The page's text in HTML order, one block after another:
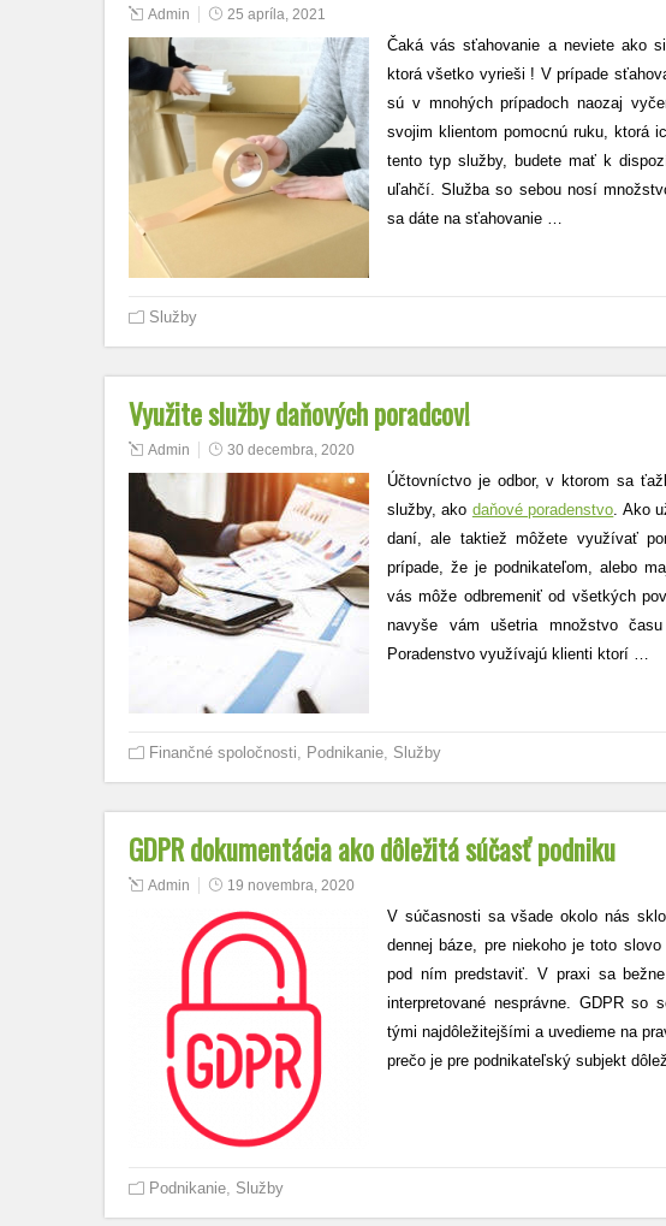
Admin 25 apríla, 2021
Čaká vás sťahovanie a neviete ako
ktorá všetko vyrieši ! V prípade
sú v mnohých prípadoch naozaj
svojim klientom pomocnú ruku, ktorá
tento typ služby, budete mať k
uľahčí. Služba so sebou nosí
sa dáte na sťahovanie
Služby
Využite služby daňových poradcov!
Admin 30 decembra, 2020
Účtovníctvo je odbor, v ktorom sa
služby, ako daňové poradenstvo . Ako
daní, ale taktiež môžete využívať
prípade, že je podnikateľom, alebo
vás môže odbremeniť od všetkých
navyše vám ušetria množstvo
Poradenstvo využívajú klienti ktorí
Finančné spoločnosti Podnikanie Služby
GDPR dokumentácia ako dôležitá súčasť podniku
Admin 19 novembra, 2020
V súčasnosti sa všade okolo nás
dennej báze, pre niekoho je toto
pod ním predstaviť. V praxi sa
interpretované nesprávne. GDPR so
tými najdôležitejšími a uvedieme na
prečo je pre podnikateľský subjekt
Podnikanie Služby